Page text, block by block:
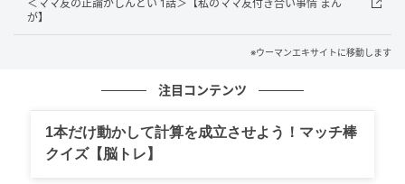
＜ママ友の正論がしんどい 1話＞【私のママ友付き合い事情 まん
が】
※ウーマンエキサイトに移動します
注目コンテンツ
1本だけ動かして計算を成立させよう！マッチ棒
クイズ【脳トレ】